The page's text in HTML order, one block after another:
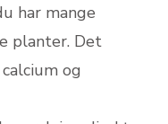
har mange
planter. Det
og